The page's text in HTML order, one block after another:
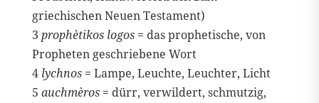
griechischen Neuen Testament)
3 prophètikos logos= das prophetische, von
Propheten geschriebene Wort
4lychnos= Lampe, Leuchte, Leuchter, Licht
5 auchmèros= dürr, verwildert, schmutzig,